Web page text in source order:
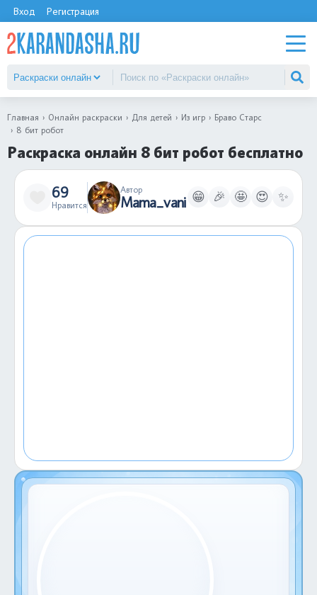
Вход Регистрация
Главная Онлайн раскраски Для детей Из игр
Браво Старс
8 бит робот
Раскраска онлайн 8 бит робот бесплатно
69
Нравится
Автор
Mama_vani 😁 🎉 🤩 😍 ✨